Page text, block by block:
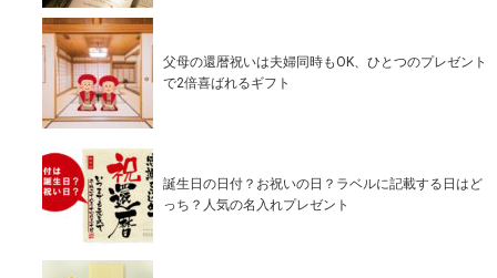
父母の還暦祝いは夫婦同時もOK、ひとつのプレゼント
で2倍喜ばれるギフト
誕生日の日付？お祝いの日？ラベルに記載する日はど
っち？人気の名入れプレゼント